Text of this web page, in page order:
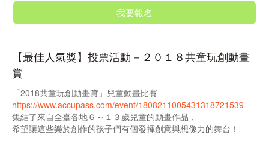
我要報名
【最佳人氣獎】投票活動－２０１８共童玩創動畫
賞
「2018共童玩創動畫賞」兒童動畫比賽
https://www.accupass.com/event/1808211005431318721539
集結了來自全臺各地６～１３歲兒童的動畫作品，
希望讓這些樂於創作的孩子們有個發揮創意與想像力的舞台！